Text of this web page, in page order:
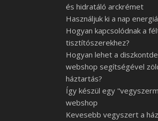
és hidratáló arckrémet
Használjuk ki a nap
Hogyan kapcsolódnak a
tisztítószerekhez?
Hogyan lehet a
webshop segítségével
háztartás?
Így készül egy
webshop
Kevesebb vegyszert a